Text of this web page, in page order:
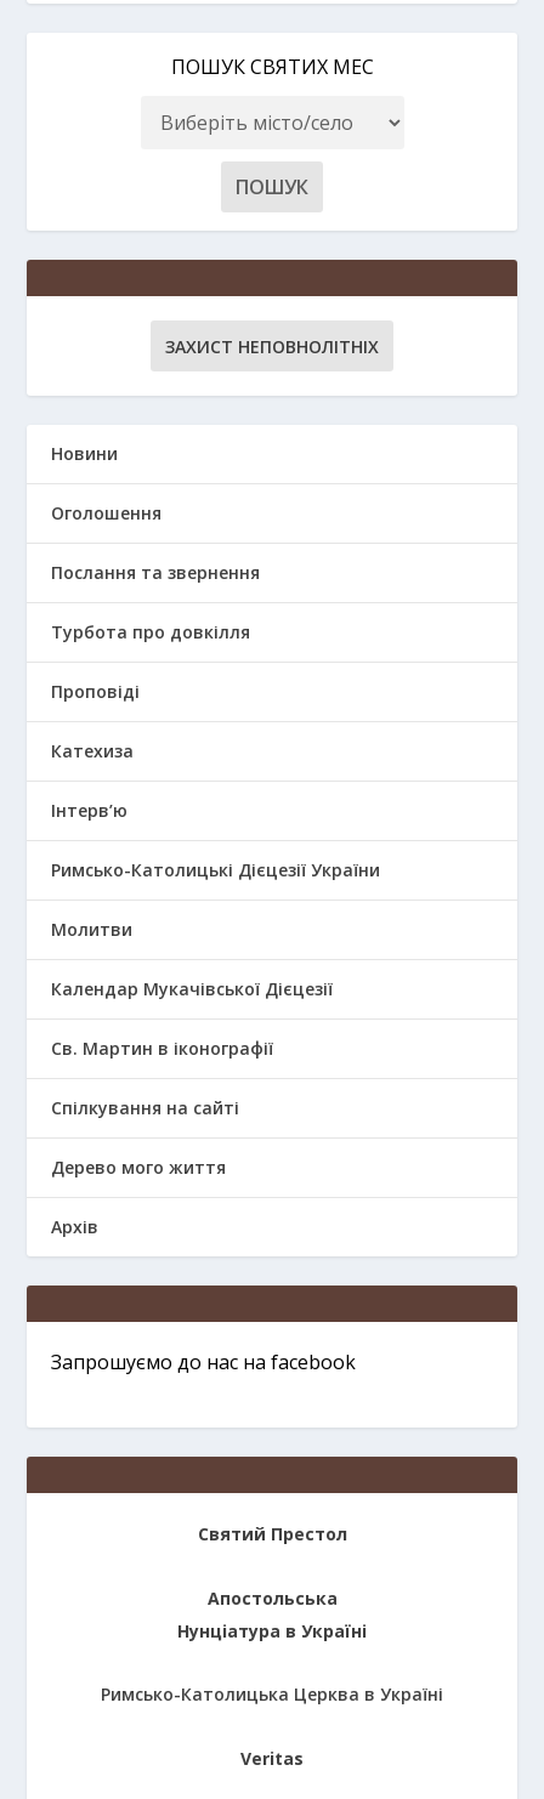
ПОШУК СВЯТИХ МЕС
ЗАХИСТ НЕПОВНОЛІТНІХ
Новини
Оголошення
Послання та звернення
Турбота про довкілля
Проповіді
Катехиза
Інтерв’ю
Римсько-Католицькі Дієцезії України
Молитви
Календар Мукачівської Дієцезії
Св. Мартин в іконографії
Спілкування на сайті
Дерево мого життя
Архів
Запрошуємо до нас на facebook
Святий Престол
Апостольська
Нунціатура в Україні
Римсько-Католицька Церква в Україні
Veritas